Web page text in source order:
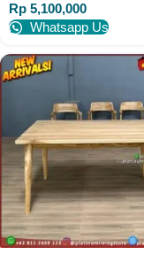
Rp 5,100,000
Whatsapp Us